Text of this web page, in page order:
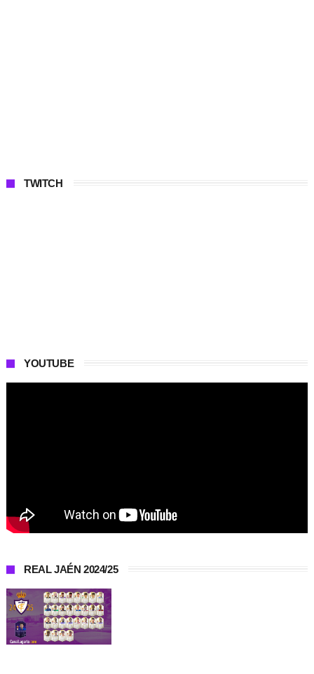
TWITCH
YOUTUBE
REAL JAÉN 2024/25